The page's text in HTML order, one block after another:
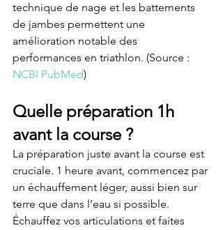
technique de nage et les battements
de jambes permettent une
amélioration notable des
performances en triathlon. (Source :
NCBI PubMed)
Quelle préparation 1h
avant la course ?
La préparation juste avant la course est
cruciale. 1 heure avant, commencez par
un échauffement léger, aussi bien sur
terre que dans l’eau si possible.
Échauffez vos articulations et faites